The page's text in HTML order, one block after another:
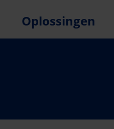
Oplossingen